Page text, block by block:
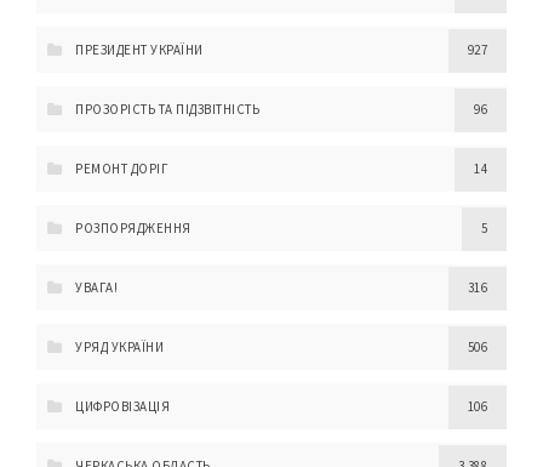
ПРЕЗИДЕНТ УКРАЇНИ 927
ПРОЗОРІСТЬ ТА ПІДЗВІТНІСТЬ 96
РЕМОНТ ДОРІГ 14
РОЗПОРЯДЖЕННЯ 5
УВАГА! 316
УРЯД УКРАЇНИ 506
ЦИФРОВІЗАЦІЯ 106